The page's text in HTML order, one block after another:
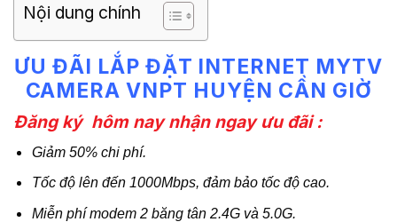
Nội dung chính
ƯU ĐÃI LẮP ĐẶT INTERNET MYTV
CAMERA VNPT HUYỆN CẦN GIỜ
Đăng ký hôm nay nhận ngay ưu đãi :
Giảm 50% chi phí.
Tốc độ lên đến 1000Mbps, đảm bảo tốc độ cao.
Miễn phí modem 2 băng tân 2.4G và 5.0G.